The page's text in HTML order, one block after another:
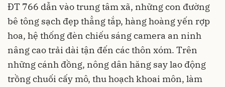
ĐT 766 dẫn vào trung tâm xã, những con đường
bê tông sạch đẹp thẳng tắp, hàng hoàng yến rợp
hoa, hệ thống đèn chiếu sáng camera an ninh
nâng cao trải dài tận đến các thôn xóm. Trên
những cánh đồng, nông dân hăng say lao động
trồng chuối cấy mô, thu hoạch khoai môn, làm